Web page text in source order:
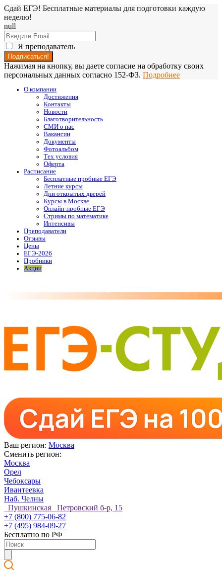
Сдай ЕГЭ! Бесплатные материалы для подготовки каждую
неделю!
null
Я преподаватель
Нажимая на кнопку, вы даете согласие на обработку своих
персональных данных согласно 152-ФЗ. Подробнее
О компании
Достижения
Контакты
Новости
Благотворительность
СМИ о нас
Вакансии
Документы
Фотоальбом
Тех условия
Оферта
Расписание
Бесплатные пробные ЕГЭ
Летние курсы
Дни открытых дверей
Курсы в Москве
Онлайн-пробные ЕГЭ
Стримы по математике
Интенсивы
Преподаватели
Отзывы
Цены
ЕГЭ-2026
Пробники
Акции
Ваш регион: Москва
Сменить регион:
Москва
Орел
Чебоксары
Ивантеевка
Наб. Челны
Пушкинская Петровский б-р, 15
+7 (800) 775-06-82
+7 (495) 984-09-27
Бесплатно по РФ